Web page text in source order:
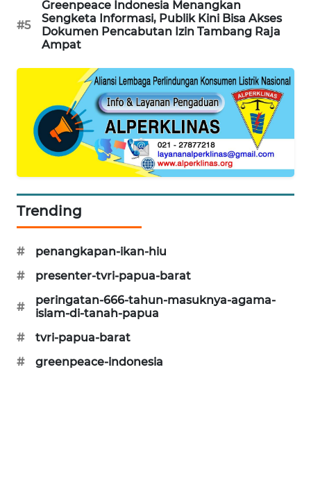
#5
Greenpeace Indonesia Menangkan
Sengketa Informasi, Publik Kini Bisa Akses
Dokumen Pencabutan Izin Tambang Raja
Ampat
Trending
#
penangkapan-ikan-hiu
#
presenter-tvri-papua-barat
#
peringatan-666-tahun-masuknya-agama-
islam-di-tanah-papua
#
tvri-papua-barat
#
greenpeace-indonesia
METRO
JAKARTA
NEWS
KARING
NEWS
JURNAL
MARITIM
HUMBANG
NEWS
GARONGGANG
NEWS
ID